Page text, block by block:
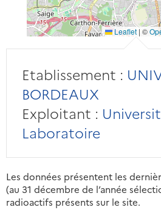
Leaflet | ©
Etablissement :
BORDEAUX
Exploitant :
Laboratoire
Les données présentent les
(au 31 décembre de l’année
radioactifs présents sur le site.